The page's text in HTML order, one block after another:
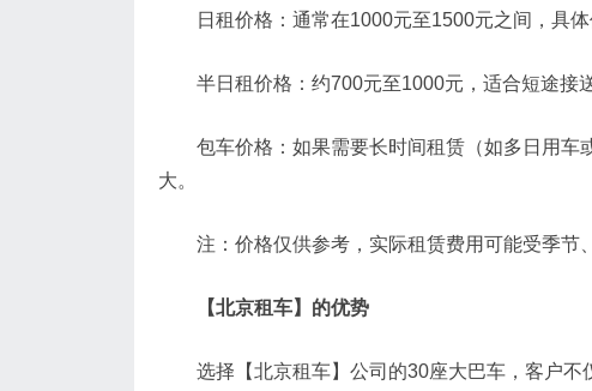
日租价格：通常在1000元至1500元之间，具体
半日租价格：约700元至1000元，适合短途接送
包车价格：如果需要长时间租赁（如多日用车
大。
注：价格仅供参考，实际租赁费用可能受季节、
【北京租车】的优势
选择【北京租车】公司的30座大巴车，客户不